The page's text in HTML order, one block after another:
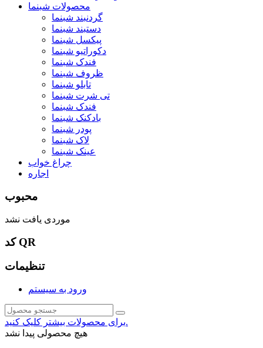
محصولات شبنما
گردنبند شبنما
دستبند شبنما
پیکسل شبنما
دکوراتیو شبنما
فندک شبنما
ظروف شبنما
تابلو شبنما
تی شرت شبنما
فندک شبنما
بادکنک شبنما
پودر شبنما
لاک شبنما
عینک شبنما
چراغ خواب
اجاره
محبوب
موردی یافت نشد
کد QR
تنظیمات
ورود به سیستم
برای محصولات بیشتر کلیک کنید.
هیچ محصولی پیدا نشد